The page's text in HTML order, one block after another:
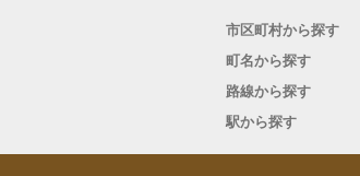
市区町村から探す
町名から探す
路線から探す
駅から探す